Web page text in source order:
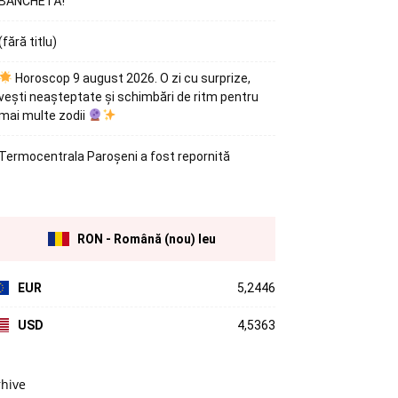
titlu)
Horoscop 9 august 2026. O zi cu surprize,
neașteptate și schimbări de ritm pentru
multe zodii
Paroșeni a fost repornită
RON - Română (nou) leu
EUR 5,2446
USD 4,5363